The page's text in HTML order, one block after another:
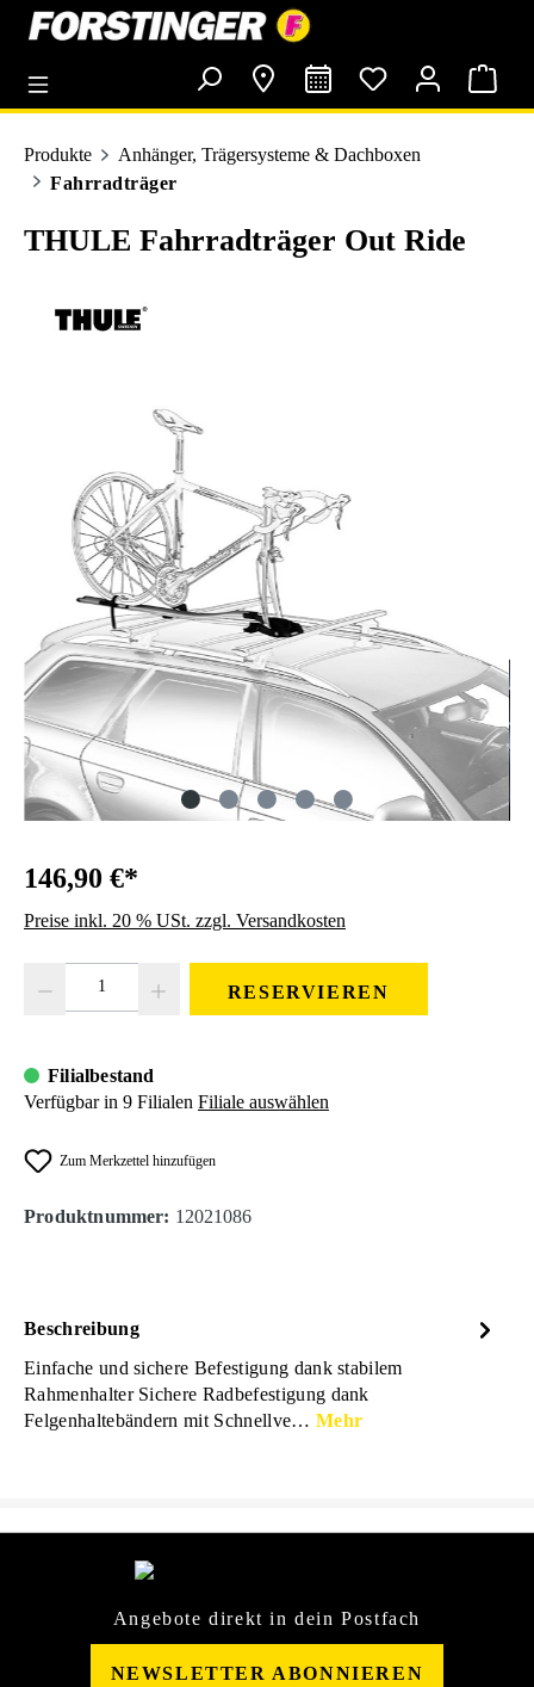
springen
Produkte
Anhänger, Trägersysteme & Dachboxen
Fahrradträger
THULE Fahrradträger Out Ride
146,90 €*
Preise inkl. 20 % USt. zzgl. Versandkosten
RESERVIEREN
Filialbestand
Verfügbar in 9 Filialen Filiale auswählen
Zum Merkzettel hinzufügen
Produktnummer: 12021086
Beschreibung
Einfache und sichere Befestigung dank stabilem
Rahmenhalter Sichere Radbefestigung dank
Felgenhaltebändern mit Schnellve… Mehr
Angebote direkt in dein Postfach
NEWSLETTER ABONNIEREN